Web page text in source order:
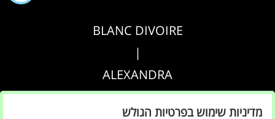
BLANC DIVOIRE
|
ALEXANDRA
|
מדיניות שימוש בפרטיות הגולש